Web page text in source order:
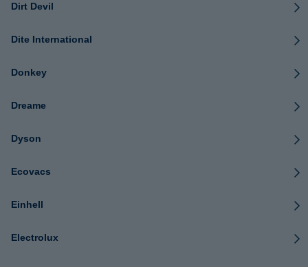
Dirt Devil
Dite International
Donkey
Dreame
Dyson
Ecovacs
Einhell
Electrolux